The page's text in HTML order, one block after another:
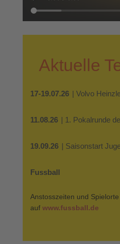
Aktuelle
17-19.07.26 | Volvo
11.08.26 | 1. Pokalrunde
19.09.26 | Saisonstart
Fussball
Anstosszeiten und
auf www.fussball.de